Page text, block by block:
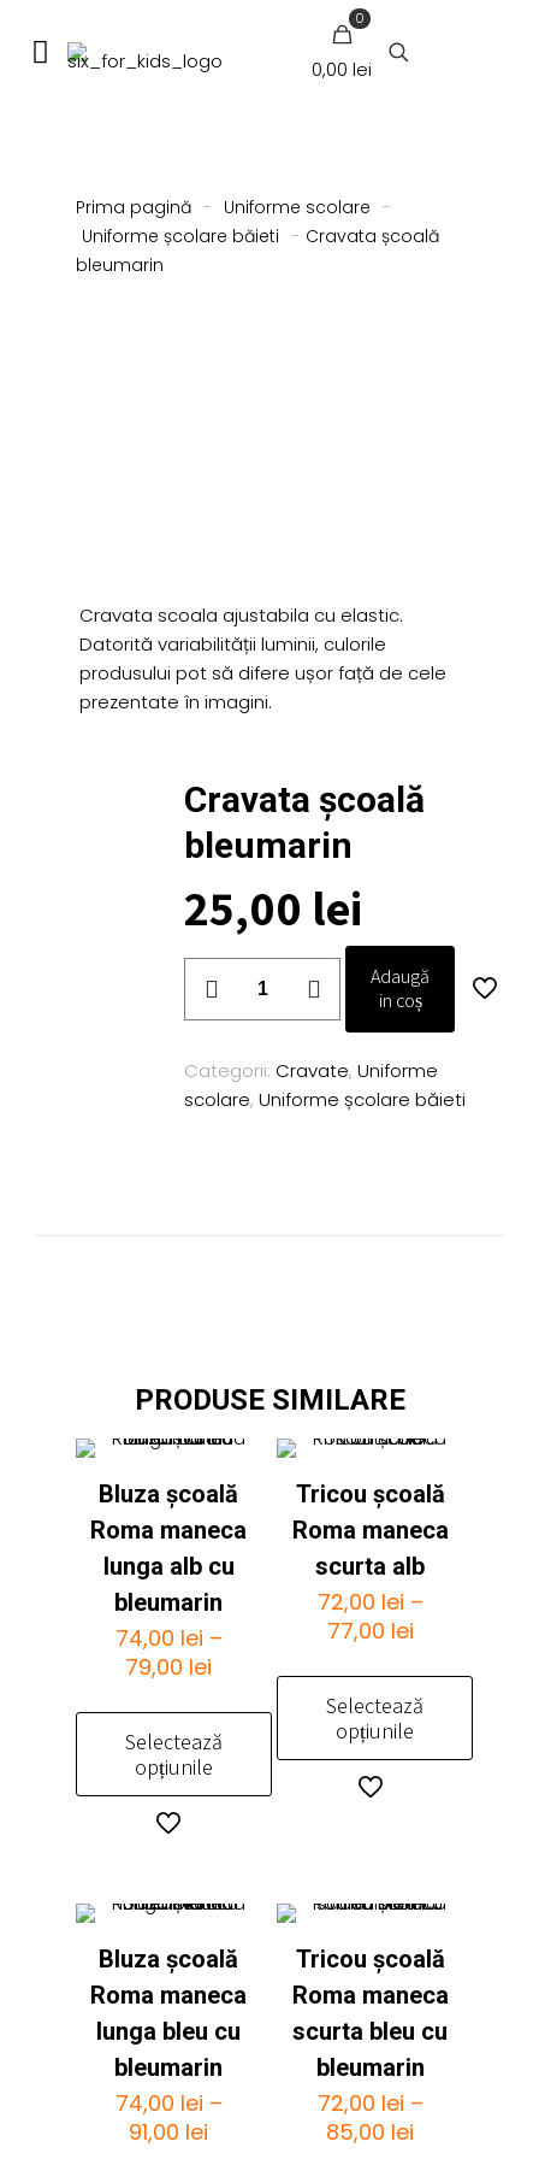
0
0,00 lei
Prima pagină - Uniforme scolare -
Uniforme școlare băieti - Cravata școală
bleumarin
Cravata scoala ajustabila cu elastic.
Datorită variabilității luminii, culorile
produsului pot să difere ușor față de cele
prezentate în imagini.
Cravata școală
bleumarin
25,00 lei
Cravata
școală
Adaugă
in coș
Categorii: Cravate, Uniforme
scolare, Uniforme școlare băieti
PRODUSE SIMILARE
Bluza școală
Roma maneca
lunga alb cu
bleumarin
74,00 lei –
79,00 lei
prețuri:
74,00 lei
până
Selectează
opțiunile
Acest
mai
variații.
Opțiunile
pot
fi
alese
în
pagina
Tricou școală
Roma maneca
scurta alb
72,00 lei –
77,00 leiInterval
prețuri:
72,00 lei
până
Selectează
opțiunile
Acest
Opțiunile
alese
în
pagina
produsului.
Bluza școală
Roma maneca
lunga bleu cu
bleumarin
74,00 lei –
91,00 lei
Tricou școală
Roma maneca
scurta bleu cu
bleumarin
72,00 lei –
85,00 lei